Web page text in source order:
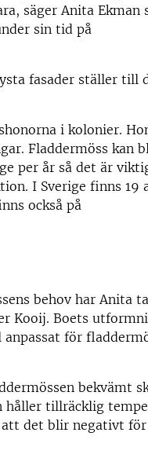
säger Anita Ekman
sin tid på
fasader ställer till
i kolonier.
Fladdermöss kan
per år så det är
I Sverige finns 19
också på
behov har Anita
Kooij. Boets
för
bekvämt
håller tillräcklig
det blir negativt för